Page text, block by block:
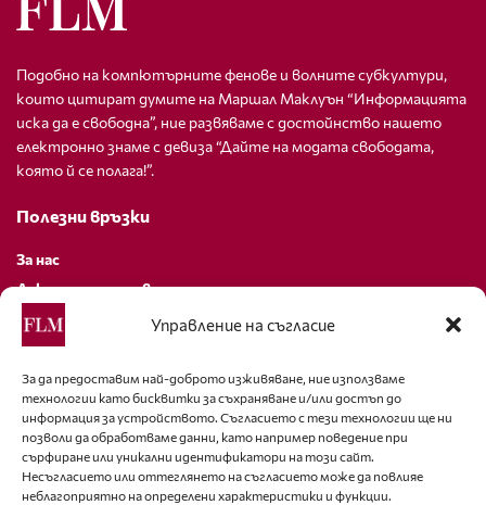
Управление на съгласие
За да предоставим най-доброто изживяване, ние използваме
технологии като бисквитки за съхраняване и/или достъп до
информация за устройството. Съгласието с тези технологии ще ни
позволи да обработваме данни, като например поведение при
сърфиране или уникални идентификатори на този сайт.
Несъгласието или оттеглянето на съгласието може да повлияе
неблагоприятно на определени характеристики и функции.
Подобно на компютърните фенове и волните субкултури,
които цитират думите на Маршал Маклуън “Информацията
иска да е свободна”, ние развяваме с достойнство нашето
електронно знаме с девиза “Дайте на модата свободата,
която й се полага!”.
Полезни връзки
За нас
Декларация за поверителност
Политика за бисквитки
За контакти
editor@fashion-lifestyle.net
+359 88 227 33 47